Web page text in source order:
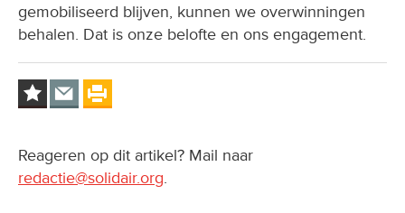
gemobiliseerd blijven, kunnen we overwinningen
behalen. Dat is onze belofte en ons engagement.
Reageren op dit artikel? Mail naar
redactie@solidair.org.